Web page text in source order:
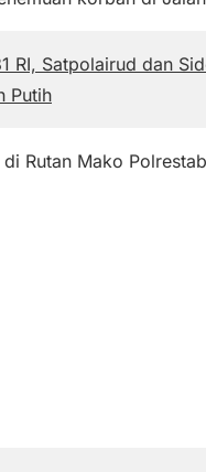
RI, Satpolairud dan
Putih
Rutan Mako